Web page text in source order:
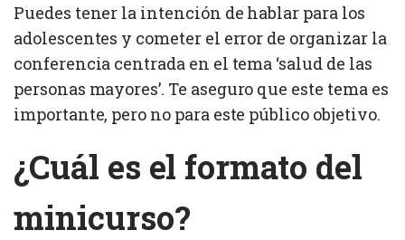
Puedes tener la intención de hablar para los
adolescentes y cometer el error de organizar la
conferencia centrada en el tema ‘salud de las
personas mayores’. Te aseguro que este tema es
importante, pero no para este público objetivo.
¿Cuál es el formato del
minicurso?